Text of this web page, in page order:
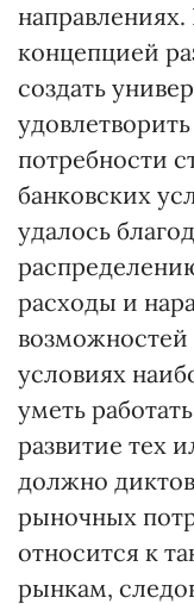
концепцией
создать
потребности
банковских
удалось
расходы и
условиях
уметь
развитие тех
должно
рыночных
относится к
рынкам,